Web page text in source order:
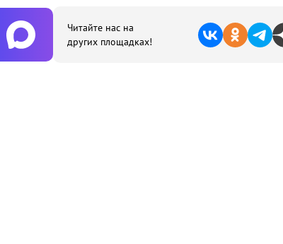
Читайте нас на
других площадках!